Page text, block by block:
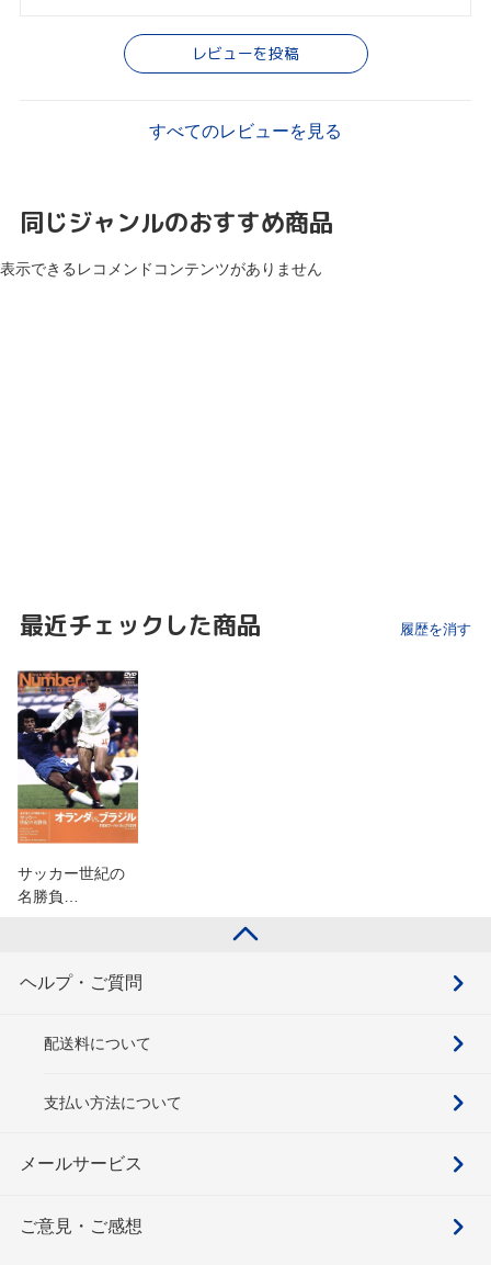
レビューを投稿
すべてのレビューを見る
同じジャンルのおすすめ商品
表示できるレコメンドコンテンツがありません
最近チェックした商品 履歴を消す
サッカー世紀の
名勝負…
ヘルプ・ご質問
配送料について
支払い方法について
メールサービス
ご意見・ご感想